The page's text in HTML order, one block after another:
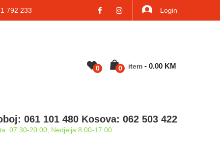
792 233 Login
0 0 Item - 0.00 KM
061 101 480 Kosova: 062 503 422
07:30-20:00; Nedjelja 8:00-17:00